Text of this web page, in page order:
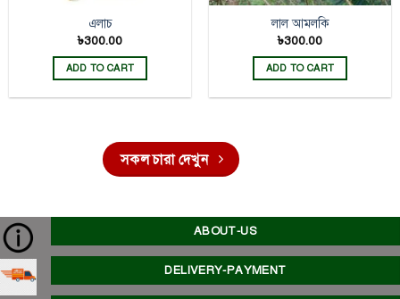
এলাচ
৳300.00
ADD TO CART
লাল আমলকি
৳300.00
ADD TO CART
সকল চারা দেখুন
ABOUT-US
DELIVERY-PAYMENT